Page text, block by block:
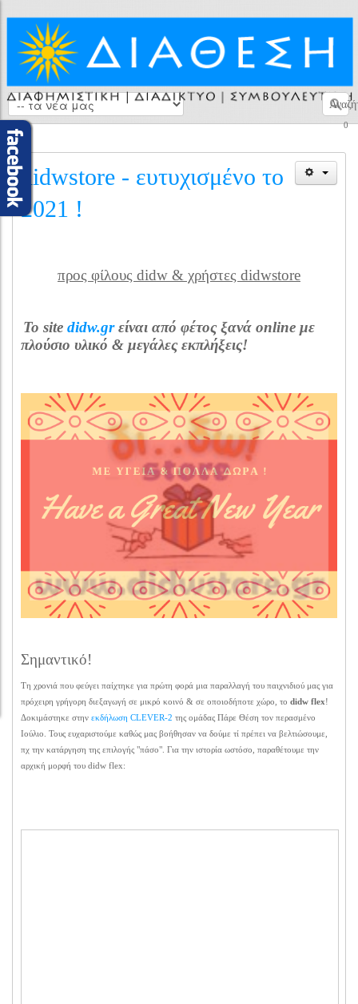
0
didwstore - ευτυχισμένο το
2021 !
προς φίλους didw & χρήστες didwstore
Το site didw.grείναι από φέτος ξανά online με
πλούσιο υλικό & μεγάλες εκπλήξεις!
Σημαντικό!
Τη χρονιά που φεύγει παίχτηκε για πρώτη φορά μια παραλλαγή του παιχνιδιού μας για
πρόχειρη γρήγορη διεξαγωγή σε μικρό κοινό & σε οποιοδήποτε χώρο, το didw flex!
Δοκιμάστηκε στην εκδήλωση CLEVER-2 της ομάδας Πάρε Θέση τον περασμένο
Ιούλιο. Τους ευχαριστούμε καθώς μας βοήθησαν να δούμε τί πρέπει να βελτιώσουμε,
πχ την κατάργηση της επιλογής "πάσο". Για την ιστορία ωστόσο, παραθέτουμε την
αρχική μορφή του didw flex: